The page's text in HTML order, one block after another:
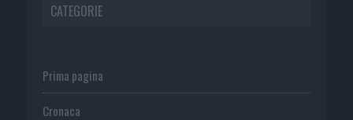
CATEGORIE
Prima pagina
Cronaca